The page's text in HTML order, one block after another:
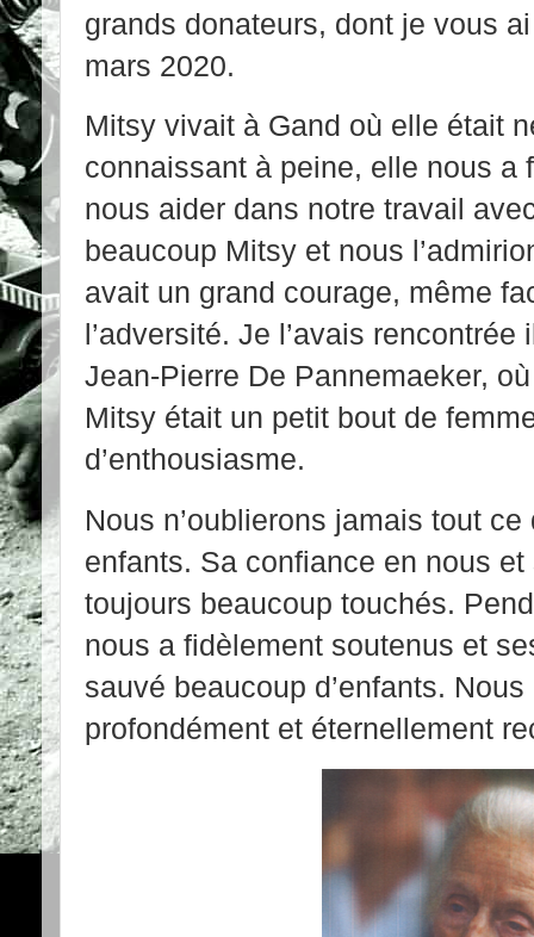
grands donateurs, dont je vous
mars 2020.
Mitsy vivait à Gand où elle était
connaissant à peine, elle nous a
nous aider dans notre travail
beaucoup Mitsy et nous
avait un grand courage, même
l’adversité. Je l’avais
Jean-Pierre De Pannemaeker,
Mitsy était un petit bout de
d’enthousiasme.
Nous n’oublierons jamais tout
enfants. Sa confiance en nous
toujours beaucoup touchés.
nous a fidèlement soutenus et
sauvé beaucoup d’enfants.
profondément et éternellement